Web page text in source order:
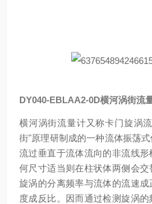
DY040-EBLAA2-0D横河涡街流
横河涡街流量计又称卡门旋涡
街"原理研制成的一种流体振荡
流过垂直于流体流向的非流线
何尺寸适当则在柱状体两侧会交
旋涡的分离频率与流体的流速
度成反比。因而通过检测旋涡